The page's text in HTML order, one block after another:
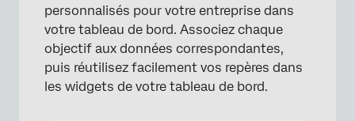
Dépannage des téléchargements de tests de
performance
Modifier et supprimer des repères
FAQs
personnalisés pour votre entreprise dans
votre tableau de bord. Associez chaque
objectif aux données correspondantes,
puis réutilisez facilement vos repères dans
les widgets de votre tableau de bord.